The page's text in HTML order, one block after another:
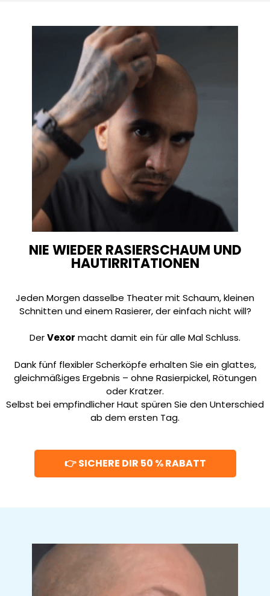
NIE WIEDER RASIERSCHAUM UND
HAUTIRRITATIONEN
Jeden Morgen dasselbe Theater mit Schaum, kleinen
Schnitten und einem Rasierer, der einfach nicht will?
DerVexor macht damit ein für alle Mal Schluss.
Dank fünf flexibler Scherköpfe erhalten Sie ein glattes,
gleichmäßiges Ergebnis – ohne Rasierpickel, Rötungen
oder Kratzer.
Selbst bei empfindlicher Haut spüren Sie den Unterschied
ab dem ersten Tag.
👉 SICHERE DIR 50 % RABATT